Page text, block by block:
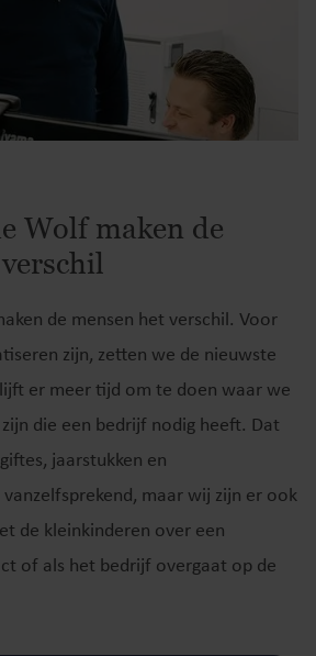
Wolf maken de
de mensen het verschil. Voor
zijn, zetten we de nieuwste
er meer tijd om te doen waar we
zijn die een bedrijf nodig heeft. Dat
jaarstukken en
maar wij zijn er ook
de kleinkinderen over een
of als het bedrijf overgaat op de